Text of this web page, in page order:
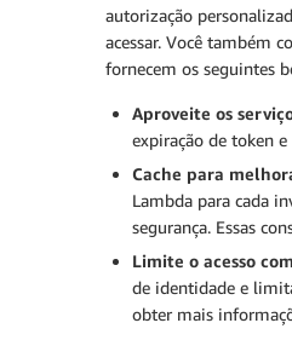
autorização
acessar. Você também
fornecem os seguintes
Aproveite os
expiração de token
Cache para
Lambda para cada
segurança. Essas
Limite o acesso
de identidade e
obter mais